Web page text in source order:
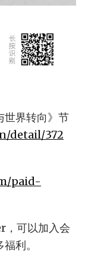
世界转向》节
detail/372
paid-
可以加入会
利。